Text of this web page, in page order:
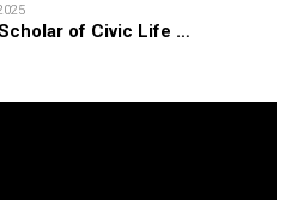
of Civic Life …